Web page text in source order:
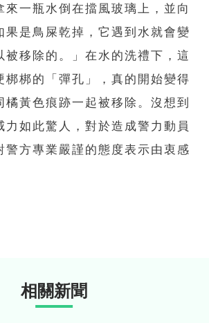
來一瓶水倒在擋風玻璃上，並向
果是鳥屎乾掉，它遇到水就會變
被移除的。」在水的洗禮下，這
梆梆的「彈孔」，真的開始變得
橘黃色痕跡一起被移除。沒想到
力如此驚人，對於造成警力動員
警方專業嚴謹的態度表示由衷感
相關新聞